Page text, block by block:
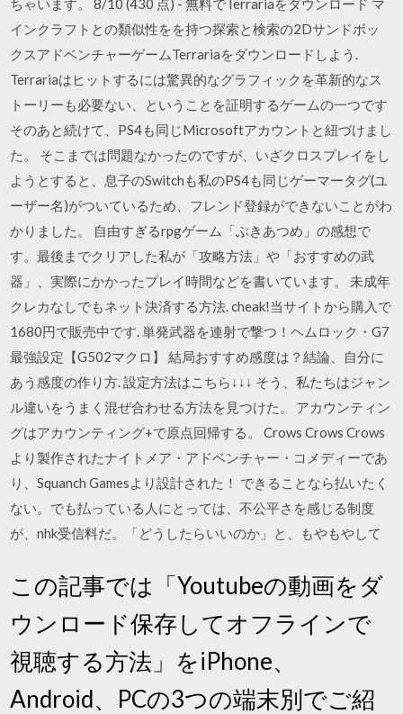
ちゃいます。 8/10 (430 点) - 無料でTerrariaをダウンロード マ
インクラフトとの類似性をを持つ探索と検索の2Dサンドボッ
クスアドベンチャーゲームTerrariaをダウンロードしよう.
Terrariaはヒットするには驚異的なグラフィックを革新的なス
トーリーも必要ない、ということを証明するゲームの一つです
そのあと続けて、PS4も同じMicrosoftアカウントと紐づけまし
た。 そこまでは問題なかったのですが、いざクロスプレイをし
ようとすると、息子のSwitchも私のPS4も同じゲーマータグ(ユ
ーザー名)がついているため、フレンド登録ができないことがわ
かりました。 自由すぎるrpgゲーム「ぶきあつめ」の感想で
す。最後までクリアした私が「攻略方法」や「おすすめの武
器」、実際にかかったプレイ時間などを書いています。 未成年
クレカなしでもネット決済する方法. cheak!当サイトから購入で
1680円で販売中です. 単発武器を連射で撃つ！ヘムロック・G7
最強設定【G502マクロ】 結局おすすめ感度は？結論、自分に
あう感度の作り方. 設定方法はこちら↓↓↓ そう、私たちはジャン
ル違いをうまく混ぜ合わせる方法を見つけた。 アカウンティン
グはアカウンティング+で原点回帰する。 Crows Crows Crows
より製作されたナイトメア・アドベンチャー・コメディーであ
り、Squanch Gamesより設計された！ できることなら払いたく
ない。でも払っている人にとっては、不公平さを感じる制度
が、nhk受信料だ。「どうしたらいいのか」と、もやもやして
この記事では「Youtubeの動画をダ
ウンロード保存してオフラインで
視聴する方法」をiPhone、
Android、PCの3つの端末別でご紹